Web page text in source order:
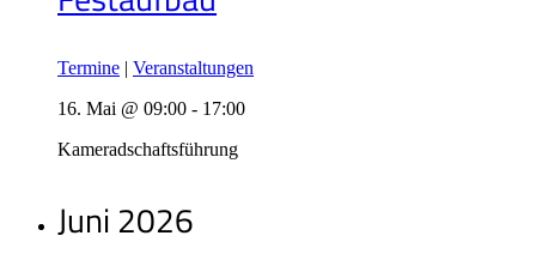
Termine | Veranstaltungen
16. Mai @ 09:00 - 17:00
Kameradschaftsführung
Juni 2026